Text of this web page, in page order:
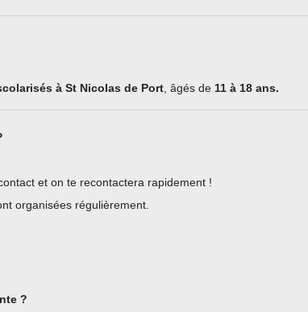
à St Nicolas de Port , âgés de 11 à 18 ans.
et on te recontactera rapidement !
organisées régulièrement.
?